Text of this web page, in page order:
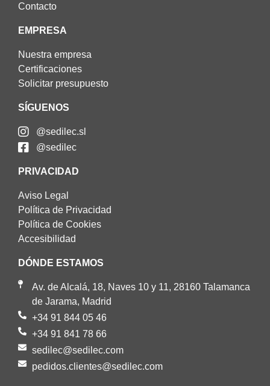
Contacto
EMPRESA
Nuestra empresa
Certificaciones
Solicitar presupuesto
SÍGUENOS
@sedilec.sl
@sedilec
PRIVACIDAD
Aviso Legal
Política de Privacidad
Política de Cookies
Accesibilidad
DÓNDE ESTAMOS
Av. de Alcalá, 18, Naves 10 y 11, 28160 Talamanca
de Jarama, Madrid
+34 91 844 05 46
+34 91 841 78 66
sedilec@sedilec.com
pedidos.clientes@sedilec.com